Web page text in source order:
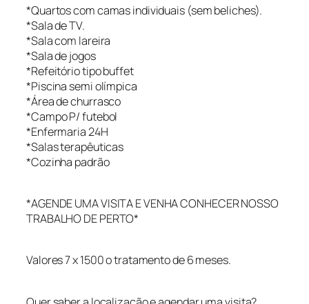
*Quartos com camas individuais (sem beliches).
*Sala de TV.
*Sala com lareira
*Sala de jogos
*Refeitório tipo buffet
*Piscina semi olímpica
*Área de churrasco
*Campo P/ futebol
*Enfermaria 24H
*Salas terapêuticas
*Cozinha padrão
*AGENDE UMA VISITA E VENHA CONHECER NOSSO
TRABALHO DE PERTO*
Valores 7 x 1500 o tratamento de 6 meses.